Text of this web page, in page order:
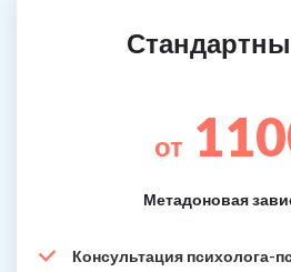
от
Метадоновая
Консультация психолога-